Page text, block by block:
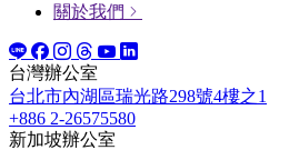
關於我們
台灣辦公室
台北市內湖區瑞光路298號4樓之1
+886 2-26575580
新加坡辦公室